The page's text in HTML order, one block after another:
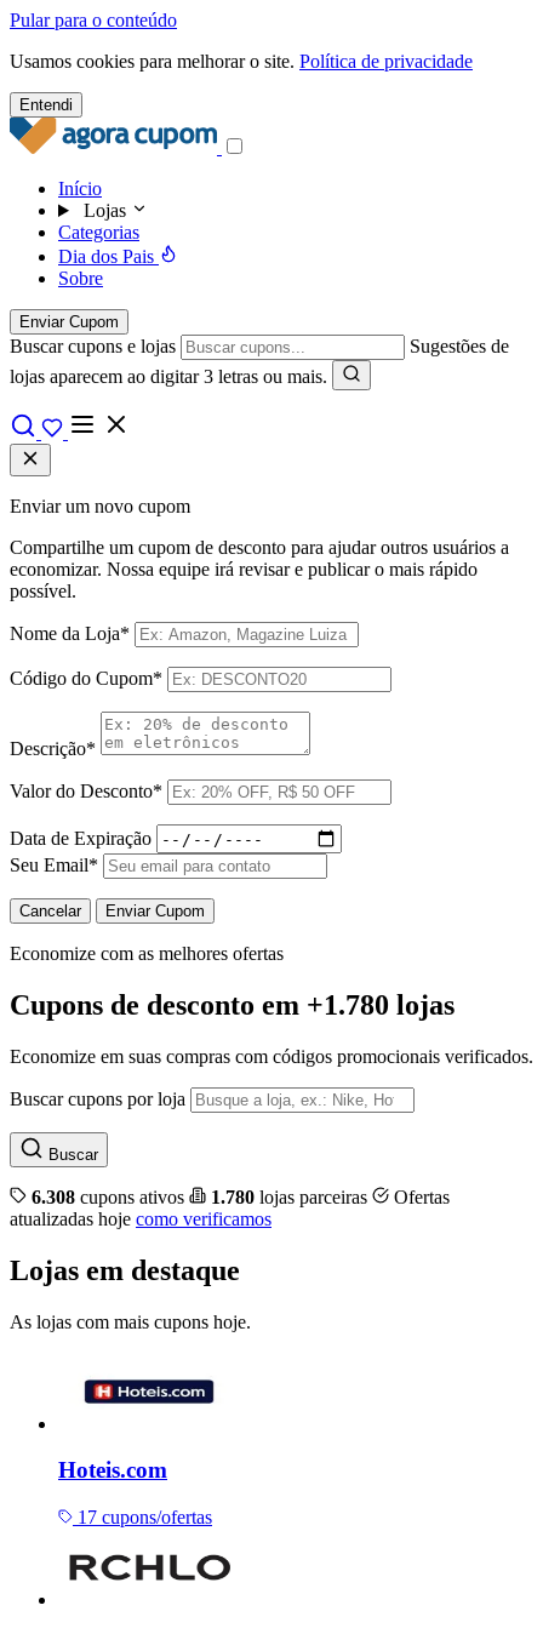
Pular para o conteúdo
Usamos cookies para melhorar o site. Política de privacidade
Entendi
Início
Lojas
Categorias
Dia dos Pais
Sobre
Enviar Cupom
Buscar cupons e lojas
Sugestões de
lojas aparecem ao digitar 3 letras ou mais.
Enviar um novo cupom
Compartilhe um cupom de desconto para ajudar outros usuários a
economizar. Nossa equipe irá revisar e publicar o mais rápido
possível.
Nome da Loja*
Código do Cupom*
Descrição*
Valor do Desconto*
Data de Expiração
Seu Email*
Cancelar Enviar Cupom
Economize com as melhores ofertas
Cupons de desconto em +1.780 lojas
Economize em suas compras com códigos promocionais verificados.
Buscar cupons por loja
Buscar
6.308 cupons ativos 1.780 lojas parceiras
Ofertas
atualizadas hoje como verificamos
Lojas em destaque
As lojas com mais cupons hoje.
Hoteis.com
17 cupons/ofertas